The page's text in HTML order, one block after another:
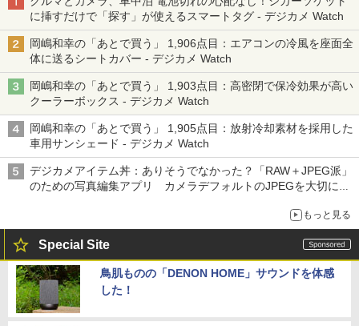
に挿すだけで「探す」が使えるスマートタグ - デジカメ Watch
岡嶋和幸の「あとで買う」 1,906点目：エアコンの冷風を座面全
体に送るシートカバー - デジカメ Watch
岡嶋和幸の「あとで買う」 1,903点目：高密閉で保冷効果が高い
クーラーボックス - デジカメ Watch
岡嶋和幸の「あとで買う」 1,905点目：放射冷却素材を採用した
車用サンシェード - デジカメ Watch
デジカメアイテム丼：ありそうでなかった？「RAW＋JPEG派」
のための写真編集アプリ カメラデフォルトのJPEGを大切にす
もっと見る
Special Site
鳥肌ものの「DENON HOME」サウンドを体感
した！